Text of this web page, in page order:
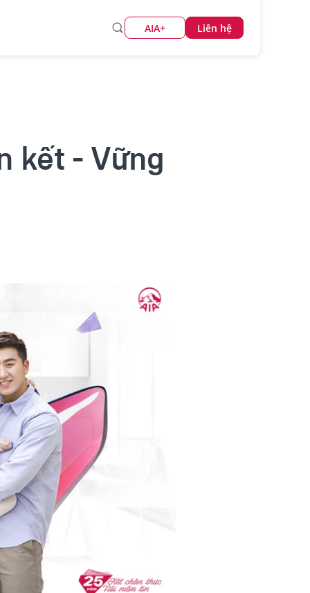
AIA+ Liên hệ
kết - Vững